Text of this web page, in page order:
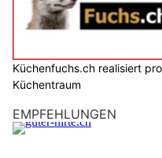
Küchenfuchs.ch realisiert
Küchentraum
EMPFEHLUNGEN